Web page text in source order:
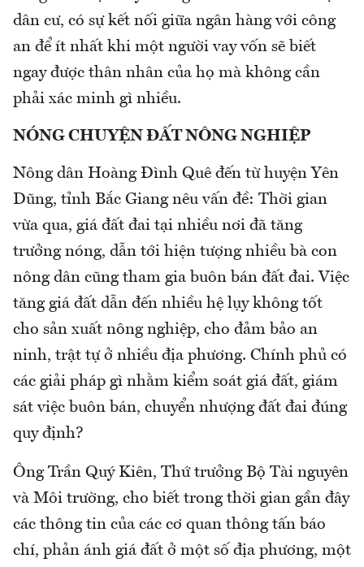
dân cư, có sự kết nối giữa ngân hàng với công
an để ít nhất khi một người vay vốn sẽ biết
ngay được thân nhân của họ mà không cần
phải xác minh gì nhiều.
NÓNG CHUYỆN ĐẤT NÔNG NGHIỆP
Nông dân Hoàng Đình Quê đến từ huyện Yên
Dũng, tỉnh Bắc Giang nêu vấn đề: Thời gian
vừa qua, giá đất đai tại nhiều nơi đã tăng
trưởng nóng, dẫn tới hiện tượng nhiều bà con
nông dân cũng tham gia buôn bán đất đai. Việc
tăng giá đất dẫn đến nhiều hệ lụy không tốt
cho sản xuất nông nghiệp, cho đảm bảo an
ninh, trật tự ở nhiều địa phương. Chính phủ có
các giải pháp gì nhằm kiểm soát giá đất, giám
sát việc buôn bán, chuyển nhượng đất đai đúng
quy định?
Ông Trần Quý Kiên, Thứ trưởng Bộ Tài nguyên
và Môi trường, cho biết trong thời gian gần đây
các thông tin của các cơ quan thông tấn báo
chí, phản ánh giá đất ở một số địa phương, một